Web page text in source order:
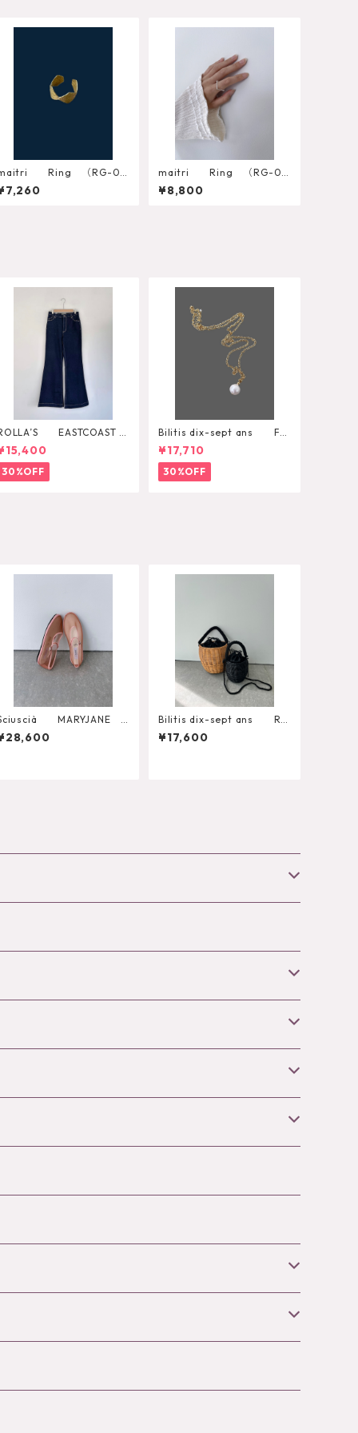
Ring （RG-06
）
maitri Ring （RG-04
9S-SV） 12～13号
¥8,800
EASTCOAST F
AVA
30%OFF
Bilitis dix-sept ans Fre
sh Pearl Pendant
¥17,710
30%OFF
MARYJANE
ROASTED PEACH）
Bilitis dix-sept ans Ra
ttan Shoulder Bascket
¥17,600